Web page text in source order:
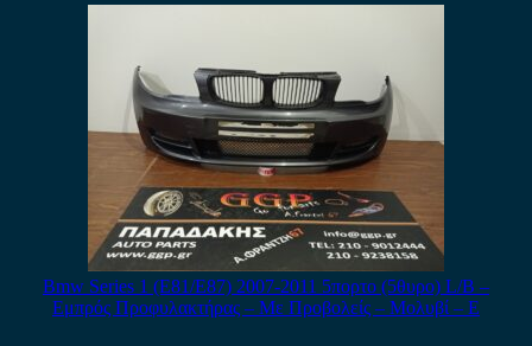
Bmw Series 1 (E81/E87) 2007-2011 5πορτο (5θυρο) L/B –
Εμπρός Προφυλακτήρας – Με Προβολείς – Μολυβί – Ε